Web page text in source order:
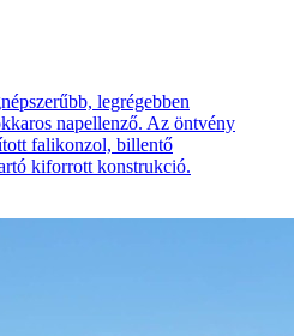
legrégebben
napellenző. Az öntvény
falikonzol, billentő
kiforrott konstrukció.